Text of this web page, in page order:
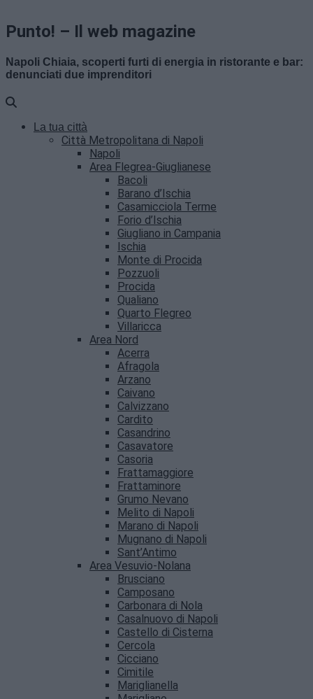
Punto! – Il web magazine
Napoli Chiaia, scoperti furti di energia in ristorante e bar:
denunciati due imprenditori
La tua città
Città Metropolitana di Napoli
Napoli
Area Flegrea-Giuglianese
Bacoli
Barano d’Ischia
Casamicciola Terme
Forio d’Ischia
Giugliano in Campania
Ischia
Monte di Procida
Pozzuoli
Procida
Qualiano
Quarto Flegreo
Villaricca
Area Nord
Acerra
Afragola
Arzano
Caivano
Calvizzano
Cardito
Casandrino
Casavatore
Casoria
Frattamaggiore
Frattaminore
Grumo Nevano
Melito di Napoli
Marano di Napoli
Mugnano di Napoli
Sant’Antimo
Area Vesuvio-Nolana
Brusciano
Camposano
Carbonara di Nola
Casalnuovo di Napoli
Castello di Cisterna
Cercola
Cicciano
Cimitile
Mariglianella